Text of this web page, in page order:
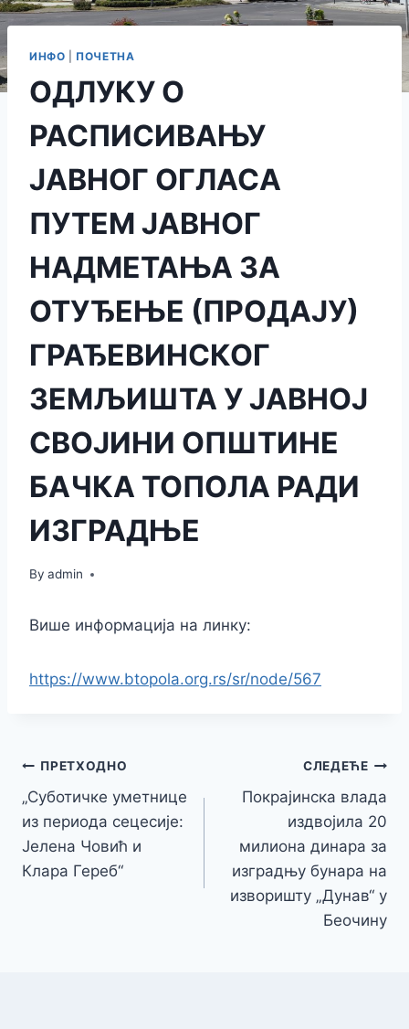
ИНФО ПОЧЕТНА
ОДЛУКУ О
РАСПИСИВАЊУ
ЈАВНОГ ОГЛАСА
ПУТЕМ ЈАВНОГ
НАДМЕТАЊА ЗА
ОТУЂЕЊЕ (ПРОДАЈУ)
ГРАЂЕВИНСКОГ
ЗЕМЉИШТА У ЈАВНОЈ
СВОЈИНИ ОПШТИНЕ
БАЧКА ТОПОЛА РАДИ
ИЗГРАДЊЕ
By admin
Више информација на линку:
https://www.btopola.org.rs/sr/node/567
Кретање
чланка
ПРЕТХОДНО
„Суботичке уметнице
из периода сецесије:
Јелена Човић и
Клара Гереб“
СЛЕДЕЋЕ
Покрајинска влада
издвојила 20
милиона динара за
изградњу бунара на
изворишту „Дунав“ у
Беочину